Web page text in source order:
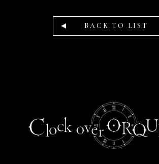
BACK TO LIST